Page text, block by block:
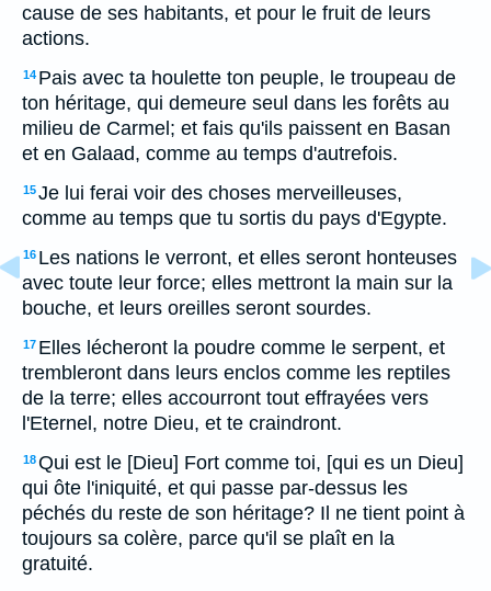
cause de ses habitants, et pour le fruit de leurs
actions.
14 Pais avec ta houlette ton peuple, le troupeau de
ton héritage, qui demeure seul dans les forêts au
milieu de Carmel; et fais qu'ils paissent en Basan
et en Galaad, comme au temps d'autrefois.
15Je lui ferai voir des choses merveilleuses,
comme au temps que tu sortis du pays d'Egypte.
16 Les nations le verront, et elles seront honteuses
avec toute leur force; elles mettront la main sur la
bouche, et leurs oreilles seront sourdes.
17 Elles lécheront la poudre comme le serpent, et
trembleront dans leurs enclos comme les reptiles
de la terre; elles accourront tout effrayées vers
l'Eternel, notre Dieu, et te craindront.
18Qui est le [Dieu] Fort comme toi, [qui es un Dieu]
qui ôte l'iniquité, et qui passe par-dessus les
péchés du reste de son héritage? Il ne tient point à
toujours sa colère, parce qu'il se plaît en la
gratuité.